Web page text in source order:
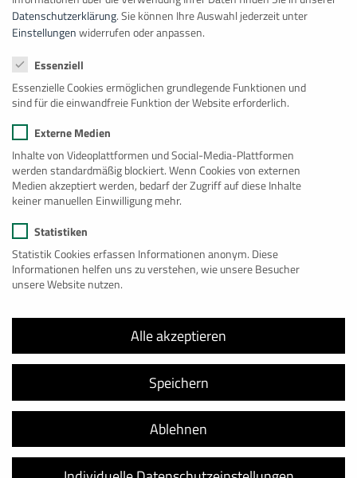
Beispiel Ausstattung Innentreppe
Isolierung
Datenschutzerklärung.Sie können Ihre Auswahl jederzeit unter
Einstellungenwiderrufen oder anpassen.
Essenziell
Essenzielle Cookies ermöglichen grundlegende Funktionen und
sind für die einwandfreie Funktion der Website erforderlich.
Externe Medien
Inhalte von Videoplattformen und Social-Media-Plattformen
werden standardmäßig blockiert. Wenn Cookies von externen
Medien akzeptiert werden, bedarf der Zugriff auf diese Inhalte
keiner manuellen Einwilligung mehr.
Statistiken
Statistik Cookies erfassen Informationen anonym. Diese
Informationen helfen uns zu verstehen, wie unsere Besucher
unsere Website nutzen.
Alle akzeptieren
Speichern
Ablehnen